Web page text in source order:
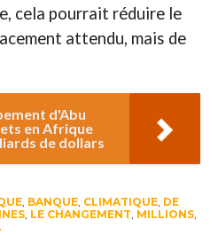
cela pourrait réduire le
attendu, mais de
d'Abu
en Afrique
de dollars
, BANQUE, CLIMATIQUE, DE
, LE CHANGEMENT, MILLIONS,